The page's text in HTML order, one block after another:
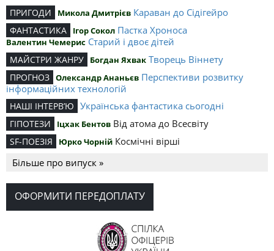
ПРИГОДИ Микола Дмитрієв Караван до Сідігейро
ФАНТАСТИКА Ігор Сокол Пастка Хроноса
Валентин Чемерис Старий і двоє дітей
МАЙСТРИ ЖАНРУ Богдан Яхвак Творець Віннету
ПРОГНОЗ Олександр Ананьєв Перспективи розвитку
інформаційних технологій
НАШІ ІНТЕРВ’Ю Українська фантастика сьогодні
ГІПОТЕЗИ Іцхак Бентов Від атома до Всесвіту
SF-ПОЕЗІЯ Юрко Чорній Космічні вірші
Більше про випуск »
ОФОРМИТИ ПЕРЕДОПЛАТУ